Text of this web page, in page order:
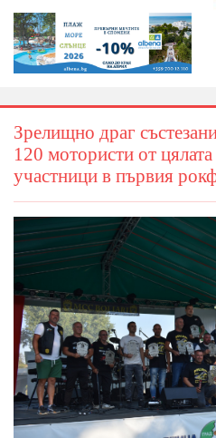
Зрелищно драг
120 мотористи от
участници в първия